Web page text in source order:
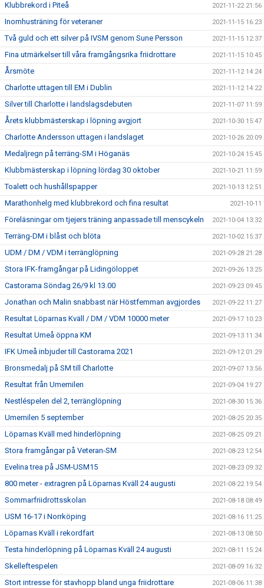
Klubbrekord i Piteå 2021-11-22 21:56
Inomhusträning för veteraner 2021-11-15 16:23
Två guld och ett silver på IVSM genom Sune Persson 2021-11-15 12:37
Fina utmärkelser till våra framgångsrika friidrottare 2021-11-15 10:45
Årsmöte 2021-11-12 14:24
Charlotte uttagen till EM i Dublin 2021-11-12 14:22
Silver till Charlotte i landslagsdebuten 2021-11-07 11:59
Årets klubbmästerskap i löpning avgjort 2021-10-30 15:47
Charlotte Andersson uttagen i landslaget 2021-10-26 20:09
Medaljregn på terräng-SM i Höganäs 2021-10-24 15:45
Klubbmästerskap i löpning lördag 30 oktober 2021-10-21 11:59
Toalett och hushållspapper 2021-10-13 12:51
Marathonhelg med klubbrekord och fina resultat 2021-10-11
Föreläsningar om tjejers träning anpassade till menscykeln 2021-10-04 13:32
Terräng-DM i blåst och blöta 2021-10-02 15:37
UDM / DM / VDM i terränglöpning 2021-09-28 21:28
Stora IFK-framgångar på Lidingöloppet 2021-09-26 13:25
Castorama Söndag 26/9 kl 13.00 2021-09-23 09:45
Jonathan och Malin snabbast när Höstfemman avgjordes 2021-09-22 11:27
Resultat Löparnas Kväll / DM / VDM 10000 meter 2021-09-17 10:23
Resultat Umeå öppna KM 2021-09-13 11:34
IFK Umeå inbjuder till Castorama 2021 2021-09-12 01:29
Bronsmedalj på SM till Charlotte 2021-09-07 13:56
Resultat från Umemilen 2021-09-04 19:27
Nestléspelen del 2, terränglöpning 2021-08-30 15:36
Umemilen 5 september 2021-08-25 20:35
Löparnas Kväll med hinderlöpning 2021-08-25 09:21
Stora framgångar på Veteran-SM 2021-08-23 12:54
Evelina trea på JSM-USM15 2021-08-23 09:32
800 meter - extragren på Löparnas Kväll 24 augusti 2021-08-22 19:54
Sommarfriidrottsskolan 2021-08-18 08:49
USM 16-17 i Norrköping 2021-08-16 11:25
Löparnas Kväll i rekordfart 2021-08-13 08:50
Testa hinderlöpning på Löparnas Kväll 24 augusti 2021-08-11 15:24
Skelleftespelen 2021-08-09 16:32
Stort intresse för stavhopp bland unga friidrottare 2021-08-06 11:38